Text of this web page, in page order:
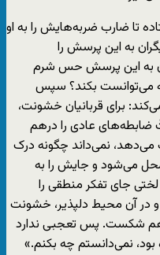
تا ضارب ضربه‌هایش را به او
به این پرسش را
به این پرسش حس شرم
می‌توانست بکند؟ سپس
برای قربانیان خشونت،
ضابطه‌های عادی را درهم
نمی‌داند چگونه درک
می‌شود و جایش را به
جای تفکر منطقی را
در آن محیط دلپذیر، خشونت
هم شکست. پس تعجبی ندارد
بود، نمی‌دانستم چه بکنم.»